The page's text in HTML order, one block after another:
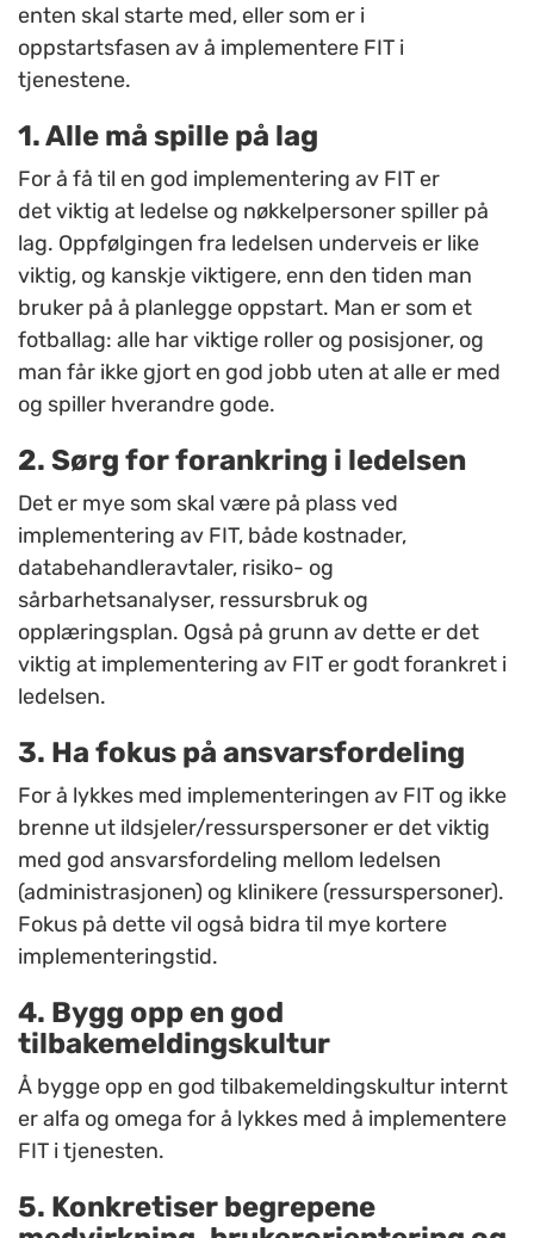
enten skal starte med, eller som er i
oppstartsfasen av å implementere FIT i
tjenestene.
1. Alle må spille på lag
For å få til en god implementering av FIT er
det viktig at ledelse og nøkkelpersoner spiller på
lag. Oppfølgingen fra ledelsen underveis er like
viktig, og kanskje viktigere, enn den tiden man
bruker på å planlegge oppstart. Man er som et
fotballag: alle har viktige roller og posisjoner, og
man får ikke gjort en god jobb uten at alle er med
og spiller hverandre gode.
2. Sørg for forankring i ledelsen
Det er mye som skal være på plass ved
implementering av FIT, både kostnader,
databehandleravtaler, risiko- og
sårbarhetsanalyser, ressursbruk og
opplæringsplan. Også på grunn av dette er det
viktig at implementering av FIT er godt forankret i
ledelsen.
3. Ha fokus på ansvarsfordeling
For å lykkes med implementeringen av FIT og ikke
brenne ut ildsjeler/ressurspersoner er det viktig
med god ansvarsfordeling mellom ledelsen
(administrasjonen) og klinikere (ressurspersoner).
Fokus på dette vil også bidra til mye kortere
implementeringstid.
4. Bygg opp en god
tilbakemeldingskultur
Å bygge opp en god tilbakemeldingskultur internt
er alfa og omega for å lykkes med å implementere
FIT i tjenesten.
5. Konkretiser begrepene